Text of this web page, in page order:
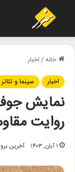
خانه/اخبار
اخبار
سینما و تئاتر
نمایش جوف
روایت
۱ آبان, ۱۴۰۳ آخرین